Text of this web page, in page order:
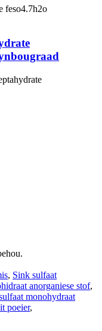
, Sink sulfaat
anorganiese stof,
monohydraat
poeier,